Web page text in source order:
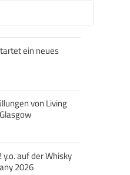
ein neues
von Living
y.o. auf der Whisky
2026